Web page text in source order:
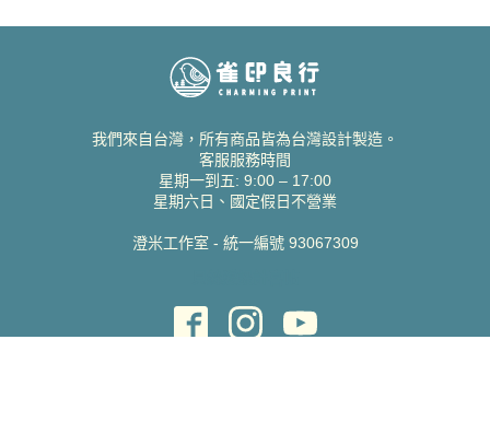
我們來自台灣，所有商品皆為台灣設計製造。
客服服務時間
星期一到五: 9:00 – 17:00
星期六日、國定假日不營業
澄米工作室 - 統一編號 93067309